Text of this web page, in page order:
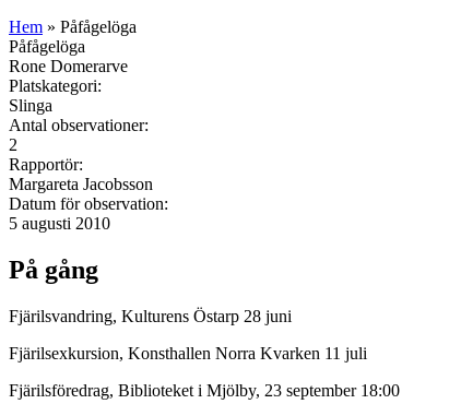
Hem » Påfågelöga
Påfågelöga
Rone Domerarve
Platskategori:
Slinga
Antal observationer:
2
Rapportör:
Margareta Jacobsson
Datum för observation:
5 augusti 2010
På gång
Fjärilsvandring, Kulturens Östarp 28 juni
Fjärilsexkursion, Konsthallen Norra Kvarken 11 juli
Fjärilsföredrag, Biblioteket i Mjölby, 23 september 18:00